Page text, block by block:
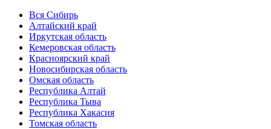
Вся Сибирь
Алтайский край
Иркутская область
Кемеровская область
Красноярский край
Новосибирская область
Омская область
Республика Алтай
Республика Тыва
Республика Хакасия
Томская область